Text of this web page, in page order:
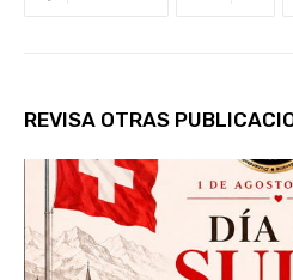
REVISA OTRAS